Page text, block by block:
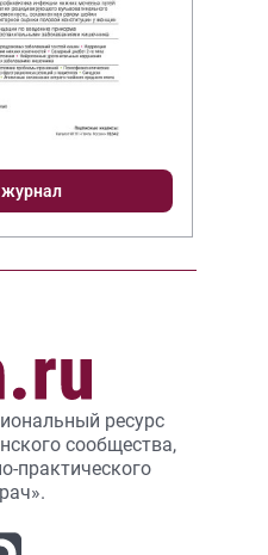
журнал
ресурс
сообщества,
практического